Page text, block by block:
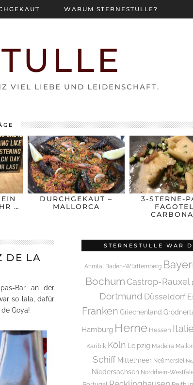
VIEL LIEBE UND LEIDENSCHAFT.
WARUM STERNESTULLE?
…
DURCHGEKAUT –
MALLORCA
3-STERNE-
DE LA
Bar an der
so lala, dafür
Goya!
STERNESTULLE WAR
Ahrntal Baden-Württemberg
Bochum Castrop-Rauxel
Dortmund Düsseldorf
Franken Griechenland
Hamburg Herne Hessen
Karibik Köln Leipzig Madeira
Schiff Mittelmeer Neßmersiel
Niedersachsen Nordrhein-